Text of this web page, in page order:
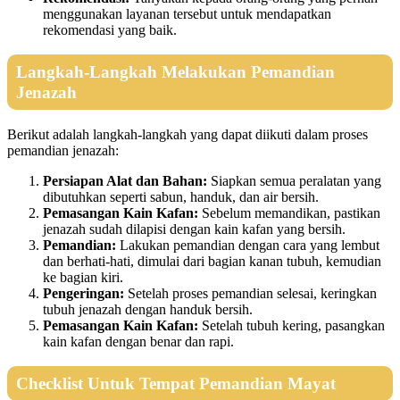
menggunakan layanan tersebut untuk mendapatkan
rekomendasi yang baik.
Langkah-Langkah Melakukan Pemandian
Jenazah
Berikut adalah langkah-langkah yang dapat diikuti dalam proses
pemandian jenazah:
Persiapan Alat dan Bahan: Siapkan semua peralatan yang
dibutuhkan seperti sabun, handuk, dan air bersih.
Pemasangan Kain Kafan: Sebelum memandikan, pastikan
jenazah sudah dilapisi dengan kain kafan yang bersih.
Pemandian: Lakukan pemandian dengan cara yang lembut
dan berhati-hati, dimulai dari bagian kanan tubuh, kemudian
ke bagian kiri.
Pengeringan: Setelah proses pemandian selesai, keringkan
tubuh jenazah dengan handuk bersih.
Pemasangan Kain Kafan: Setelah tubuh kering, pasangkan
kain kafan dengan benar dan rapi.
Checklist Untuk Tempat Pemandian Mayat